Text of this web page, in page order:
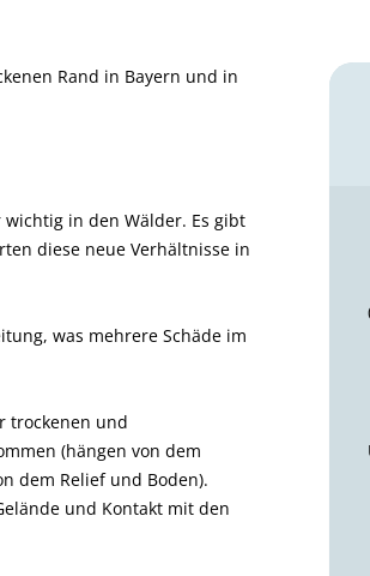
Rand in Bayern und in
in den Wälder. Es gibt
diese neue Verhältnisse in
was mehrere Schäde im
trockenen und
(hängen von dem
dem Relief und Boden).
und Kontakt mit den